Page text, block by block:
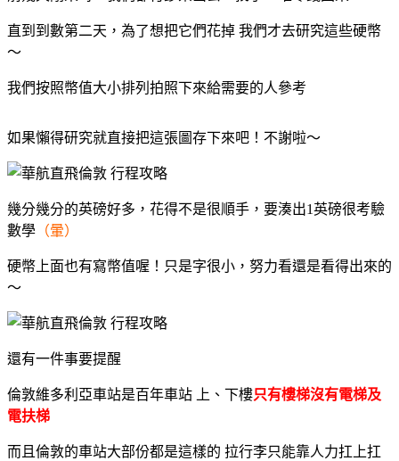
直到到數第二天，為了想把它們花掉 我們才去研究這些硬幣
～
我們按照幣值大小排列拍照下來給需要的人參考
如果懶得研究就直接把這張圖存下來吧！不謝啦～
幾分幾分的英磅好多，花得不是很順手，要湊出1英磅很考驗
數學 （暈）
硬幣上面也有寫幣值喔！只是字很小，努力看還是看得出來的
～
還有一件事要提醒
倫敦維多利亞車站是百年車站 上、下樓只有樓梯沒有電梯及
電扶梯
而且倫敦的車站大部份都是這樣的 拉行李只能靠人力扛上扛